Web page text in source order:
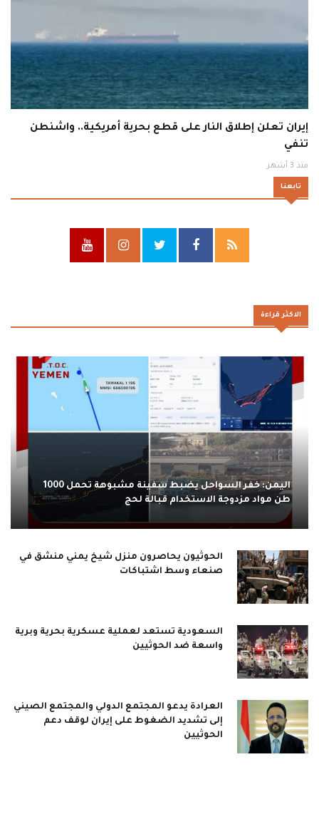
إيران تعلن إطلاق النار على قطع بحرية أمريكية.. واشنطن
تنفي
منذ 3 أشهر
تابعنا
الاكثر قراءة
اليمن: خفر السواحل يضبط سفينة مشبوهة تحمل 1000
طن مواد مزدوجة الاستخدام قبالة لحج
الحوثيون يحاصرون منزل شيخ يمني منشق في
صنعاء وسط اشتباكات
السعودية تستعد لعملية عسكرية بحرية وبرية
واسعة ضد الحوثيين
العرادة يدعو المجتمع الدولي والمجتمع الصيني
إلى تشديد الضغوط على إيران لوقف دعم
الحوثيين